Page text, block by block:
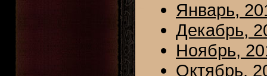
Январь,
Декабрь,
Ноябрь,
Октябрь,